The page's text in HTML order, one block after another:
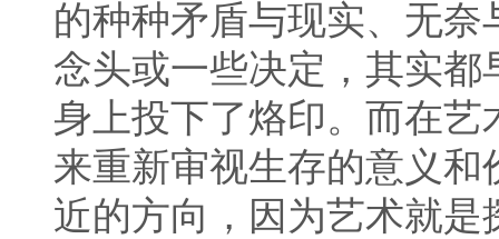
的种种矛盾与现实、无
念头或一些决定，其实
身上投下了烙印。而在
来重新审视生存的意义
近的方向，因为艺术就